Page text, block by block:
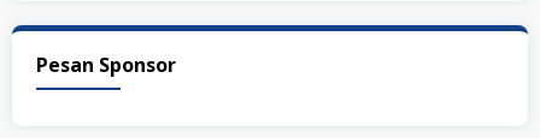
Pesan Sponsor